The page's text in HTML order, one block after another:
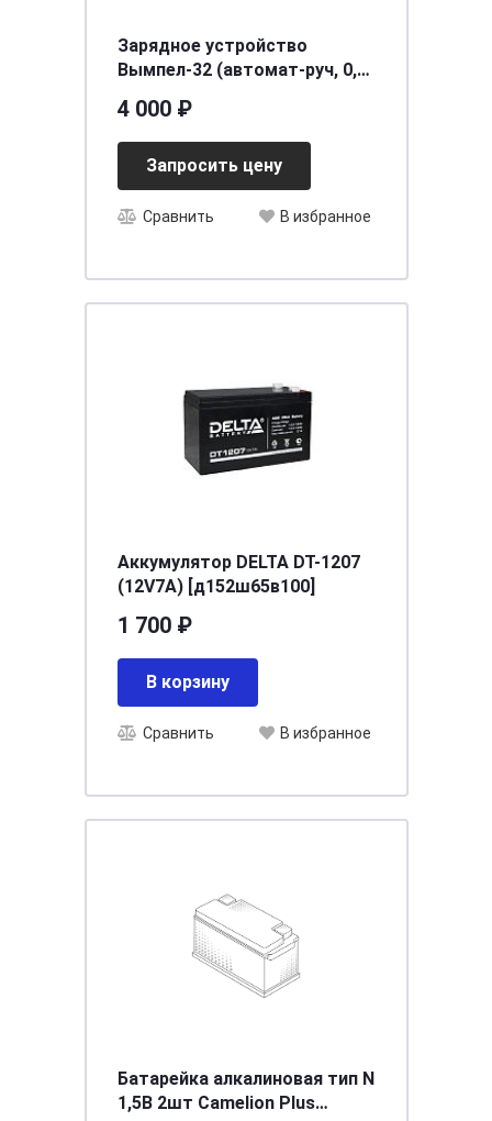
Зарядное устройство
Вымпел-32 (автомат-руч, 0,8-
стрелоч. амперметр)
4 000 ₽
Запросить цену
Сравнить В избранное
Аккумулятор DELTA DT-1207
(12V7A) [д152ш65в100]
1 700 ₽
В корзину
Сравнить В избранное
Батарейка алкалиновая тип N
1,5В 2шт Camelion Plus